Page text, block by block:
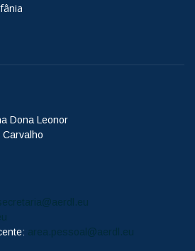
Dona Leonor
Carvalho
area.pessoal@aerdl.eu